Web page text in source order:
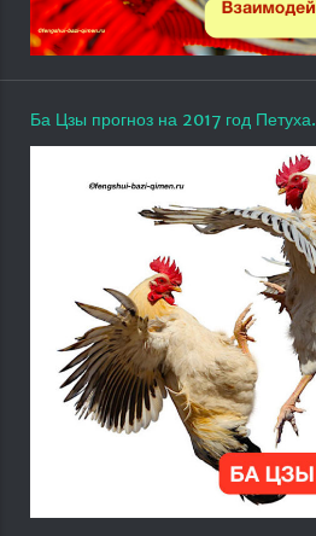
Ба Цзы прогноз на 2017 год Петуха.